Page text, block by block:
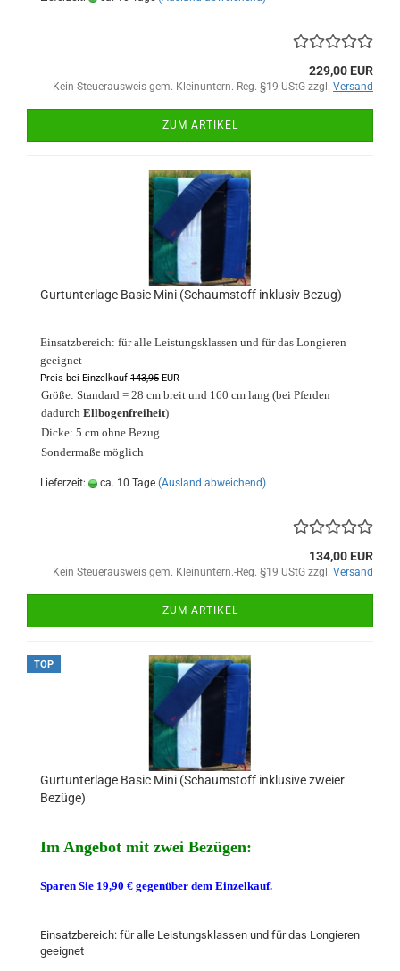
229,00 EUR
Kein Steuerausweis gem. Kleinuntern.-Reg. §19 UStG zzgl. Versand
ZUM ARTIKEL
Gurtunterlage Basic Mini (Schaumstoff inklusiv Bezug)
Einsatzbereich: für alle Leistungsklassen und für das Longieren
geeignet
Preis bei Einzelkauf 143,95 EUR
Größe: Standard = 28 cm breit und 160 cm lang (bei Pferden
dadurch Ellbogenfreiheit)
Dicke: 5 cm ohne Bezug
Sondermaße möglich
Lieferzeit: ca. 10 Tage (Ausland abweichend)
134,00 EUR
Kein Steuerausweis gem. Kleinuntern.-Reg. §19 UStG zzgl. Versand
ZUM ARTIKEL
TOP
Gurtunterlage Basic Mini (Schaumstoff inklusive zweier
Bezüge)
Im Angebot mit zwei Bezügen:
Sparen Sie 19,90 € gegenüber dem Einzelkauf.
Einsatzbereich: für alle Leistungsklassen und für das Longieren
geeignet